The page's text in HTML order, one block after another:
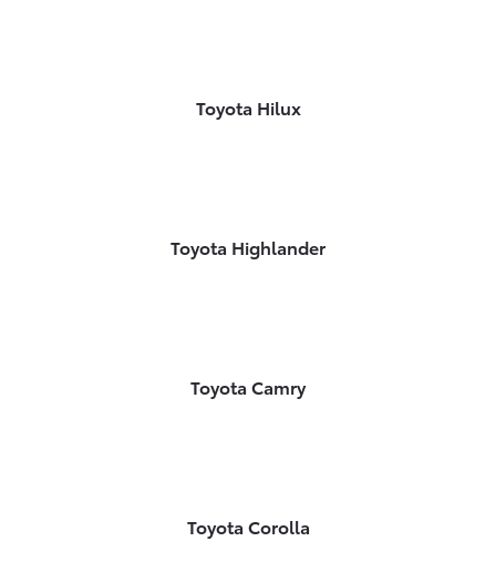
Toyota Hilux
Toyota Highlander
Toyota Camry
Toyota Corolla